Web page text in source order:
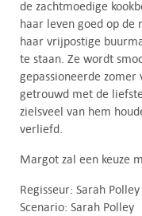
de zachtmoedige
haar leven goed op
haar vrijpostige
te staan. Ze wordt
gepassioneerde
getrouwd met de
zielsveel van hem
verliefd.
Margot zal een keuze
Regisseur: Sarah Polley
Scenario: Sarah Polley